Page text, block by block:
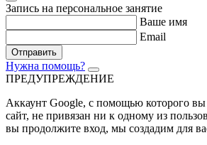
Запись на персональное занятие
Ваше имя
Email
Отправить
Нужна помощь?
ПРЕДУПРЕЖДЕНИЕ
Аккаунт Google, с помощью которого вы
сайт, не привязан ни к одному из пользователей сайта. Если
вы продолжите вход, мы создадим для